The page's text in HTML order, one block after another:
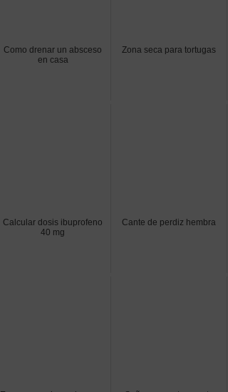
Como drenar un absceso
en casa
Zona seca para tortugas
Calcular dosis ibuprofeno
40 mg
Cante de perdiz hembra